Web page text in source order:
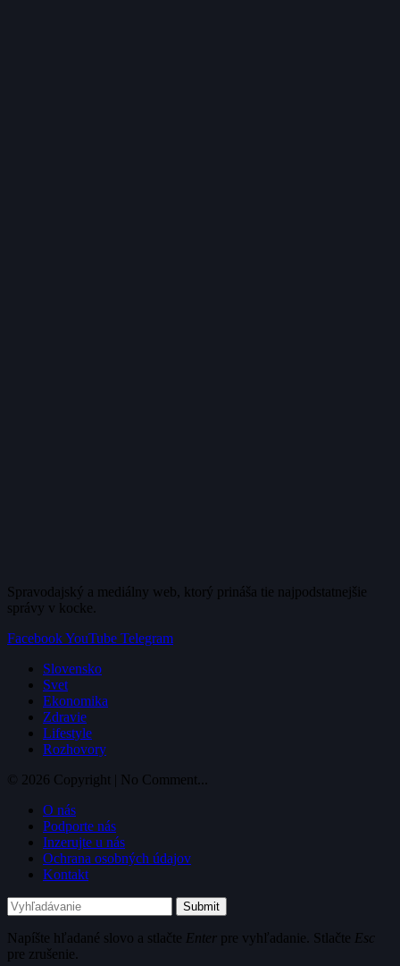
Spravodajský a mediálny web, ktorý prináša tie najpodstatnejšie
správy v kocke.
FacebookYouTube Telegram
Slovensko
Svet
Ekonomika
Zdravie
Lifestyle
Rozhovory
© 2026 Copyright | No Comment...
O nás
Podporte nás
Inzerujte u nás
Ochrana osobných údajov
Kontakt
Submit
Napíšte hľadané slovo a stlačte Enter pre vyhľadanie. Stlačte Esc
pre zrušenie.